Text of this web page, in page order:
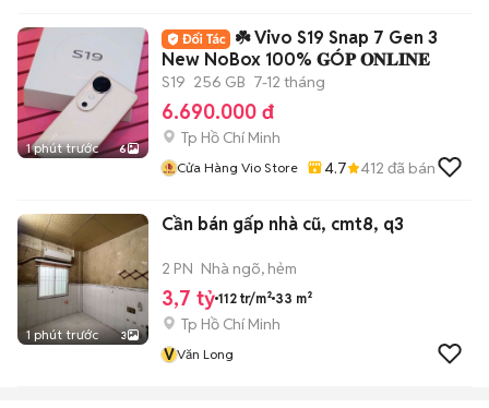
1 phút trước 6
☘️ Vivo S19 Snap 7 Gen 3
New NoBox 100% 𝐆Ó𝐏 𝐎𝐍𝐋𝐈𝐍𝐄
S19 256 GB 7-12 tháng
6.690.000 đ
Tp Hồ Chí Minh
Cửa Hàng Vio Store 4.7 412 đã bán
1 phút trước 3
Cần bán gấp nhà cũ, cmt8, q3
2 PN Nhà ngõ, hẻm
3,7 tỷ 112 tr/m² 33 m²
Tp Hồ Chí Minh
VVăn Long